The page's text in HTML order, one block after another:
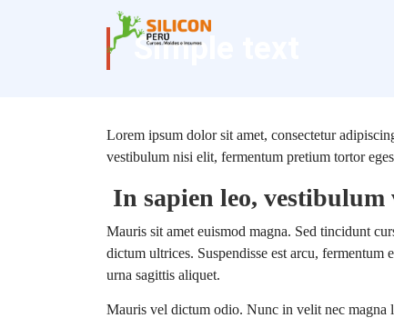
Simple text
Lorem ipsum dolor sit amet, consectetur
vestibulum nisi elit, fermentum pretium tortor
In sapien leo,
Mauris sit amet euismod magna. Sed tincidunt
dictum ultrices. Suspendisse est arcu,
urna sagittis aliquet.
Mauris vel dictum odio. Nunc in velit nec magna